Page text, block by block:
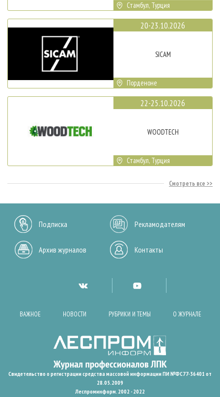
Стамбул, Турция
20-23.10.2026
SICAM
Порденоне
22-25.10.2026
WOODTECH
Стамбул, Турция
Смотреть все
Подписка Рекламодателям
Архив журналов Контакты
ВАЖНОЕ НОВОСТИ РУБРИКИ И ТЕМЫ О ЖУРНАЛЕ
Свидетельство о регистрации средства массовой информации ПИ №ФС77-36401 от
28.05.2009
Леспроминформ. 2002 - 2022